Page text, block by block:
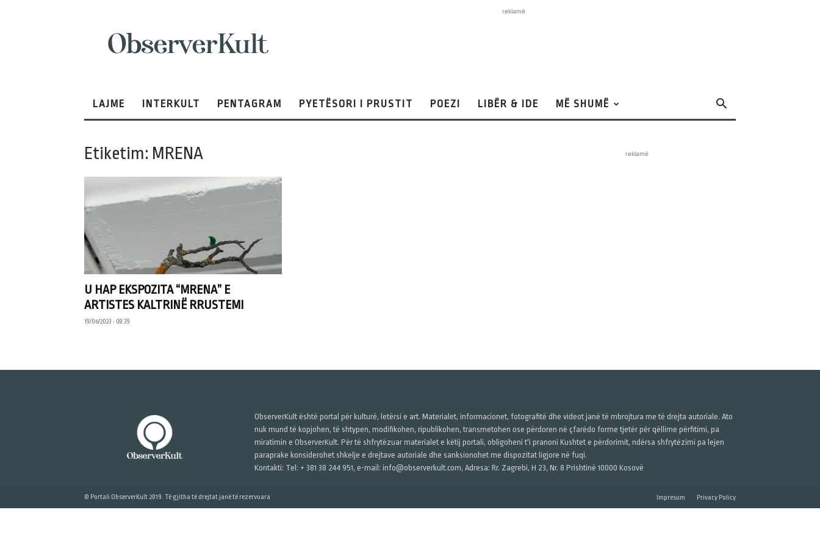
reklamë
LAJME INTERKULT PENTAGRAM PYETËSORI I PRUSTIT POEZI LIBËR & IDE MË SHUMË
Etiketim: MRENA
U HAP EKSPOZITA “MRENA” E
ARTISTES KALTRINË RRUSTEMI
19/06/2023 • 08:39
reklamë
ObserverKult është portal për kulturë, letërsi e art. Materialet, informacionet, fotografitë dhe videot janë të mbrojtura me të drejta autoriale. Ato
nuk mund të kopjohen, të shtypen, modifikohen, ripublikohen, transmetohen ose përdoren në çfarëdo forme tjetër për qëllime përfitimi, pa
miratimin e ObserverKult. Për të shfrytëzuar materialet e këtij portali, obligoheni t'i pranoni Kushtet e përdorimit, ndërsa shfrytëzimi pa lejen
paraprake konsiderohet shkelje e drejtave autoriale dhe sanksionohet me dispozitat ligjore në fuqi.
Kontakti: Tel: + 381 38 244 951, e-mail: info@observerkult.com, Adresa: Rr. Zagrebi, H 23, Nr. 8 Prishtinë 10000 Kosovë
Impresum Privacy Policy
© Portali ObserverKult 2019. Të gjitha të drejtat janë të rezervuara